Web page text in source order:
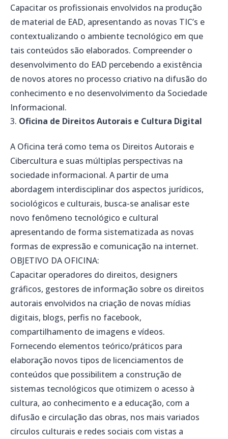
Capacitar os profissionais envolvidos na produção
de material de EAD, apresentando as novas TIC’s e
contextualizando o ambiente tecnológico em que
tais conteúdos são elaborados. Compreender o
desenvolvimento do EAD percebendo a existência
de novos atores no processo criativo na difusão do
conhecimento e no desenvolvimento da Sociedade
Informacional.
Oficina de Direitos Autorais e Cultura Digital
A Oficina terá como tema os Direitos Autorais e
Cibercultura e suas múltiplas perspectivas na
sociedade informacional. A partir de uma
abordagem interdisciplinar dos aspectos jurídicos,
sociológicos e culturais, busca-se analisar este
novo fenômeno tecnológico e cultural
apresentando de forma sistematizada as novas
formas de expressão e comunicação na internet.
OBJETIVO DA OFICINA:
Capacitar operadores do direitos, designers
gráficos, gestores de informação sobre os direitos
autorais envolvidos na criação de novas mídias
digitais, blogs, perfis no facebook,
compartilhamento de imagens e vídeos.
Fornecendo elementos teórico/práticos para
elaboração novos tipos de licenciamentos de
conteúdos que possibilitem a construção de
sistemas tecnológicos que otimizem o acesso à
cultura, ao conhecimento e a educação, com a
difusão e circulação das obras, nos mais variados
círculos culturais e redes sociais com vistas a